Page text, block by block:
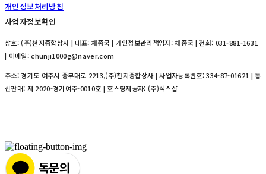
개인정보처리방침
사업자정보확인
상호: (주)천지종합상사 | 대표: 채종국 | 개인정보관리책임자: 채종국 | 전화: 031-881-1631
| 이메일: chunji1000g@naver.com
주소: 경기도 여주시 중부대로 2213,(주)천지종합상사 | 사업자등록번호:334-87-01621 | 통
신판매: 제 2020-경기여주-0010호 | 호스팅제공자: (주)식스샵